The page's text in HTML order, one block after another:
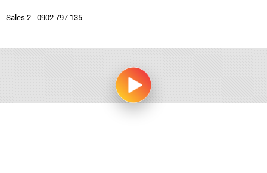
Sales 2 - 0902 797 135